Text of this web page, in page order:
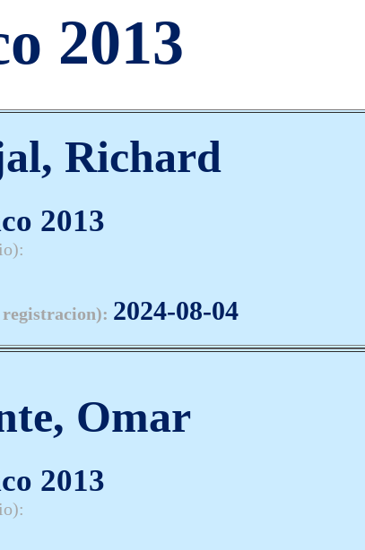
2013
Richard
2013
registracion): 2024-08-04
Omar
2013